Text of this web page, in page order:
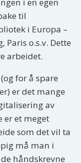
til
i Europa –
Paris o.s.v. Dette
arbeidet.
for å spare
er det mange
av
er et meget
som det vil ta
må man i
håndskrevne